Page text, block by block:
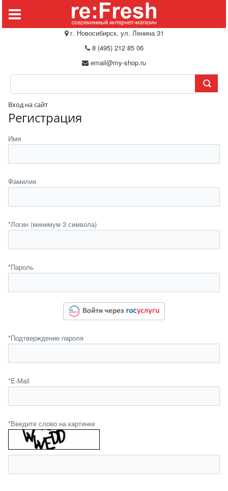
г. Новосибирск, ул. Ленина 31
8 (495) 212 85 06
email@my-shop.ru
Вход на сайт
Регистрация
Имя
Фамилия
*Логин (минимум 3 символа)
*Пароль
*Подтверждение пароля
*E-Mail
*Введите слово на картинке